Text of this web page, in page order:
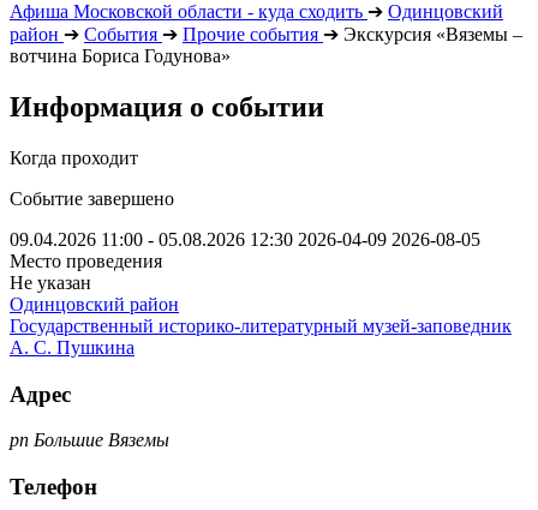
Афиша Московской области - куда сходить ➔ Одинцовский
район ➔ События ➔ Прочие события ➔ Экскурсия «Вяземы –
вотчина Бориса Годунова»
Информация о событии
Когда проходит
Событие завершено
09.04.2026 11:00 - 05.08.2026 12:30 2026-04-09 2026-08-05
Место проведения
Не указан
Одинцовский район
Государственный историко-литературный музей-заповедник
А. С. Пушкина
Адрес
рп Большие Вяземы
Телефон